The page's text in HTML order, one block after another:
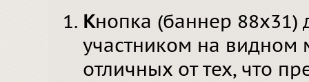
Кнопка (баннер
участником на видном
отличных от тех, что